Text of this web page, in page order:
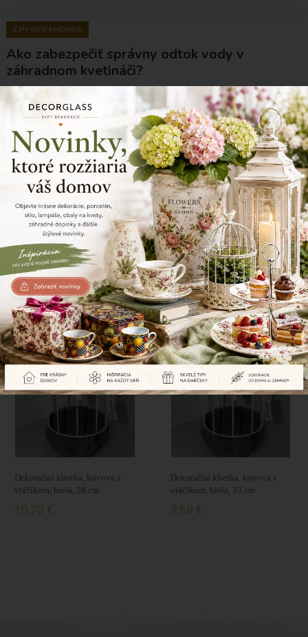
Záhradné kvetináče
Ako zabezpečiť správny odtok vody v
záhradnom kvetináči?
Správny odtok vody zabezpečíte kvetináčom s drenážnymi otvormi,
vhodnou drenážnou vrstvou na dne a použitím kvalitného substrátu. Tým
zabránite premokreniu pôdy a hnitiu koreňov.
Záhradné kvetináče
Ako kombinovať rôzne typy kvetináčov v
záhrade?
Rôzne typy kvetináčov môžete kombinovať podľa materiálu,
veľkosti, farby a štýlu záhrady. Dôležité je zachovať harmonický vzhľad a
nepreplniť priestor príliš veľkým množstvom rozdielnych dekorácií.
Naposledy prezerané produkty
Dekoračná klietka, kovová s
vtáčikom, biela, 38 cm
10,70 €
Dekoračná klietka, kovová s
vtáčikom, biela, 33 cm
9,60 €